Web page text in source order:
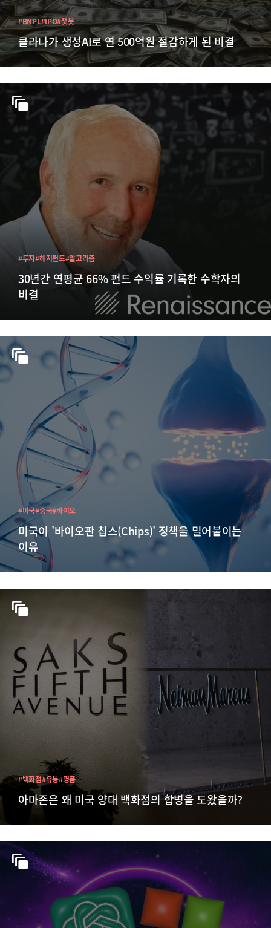
클라나가 생성AI로 연 500억원 절감하게 된 비결
#BNPL#IPO#챗봇
30년간 연평균 66% 펀드 수익률 기록한 수학자의
비결
#투자#헤지펀드#알고리즘
미국이 '바이오판 칩스(Chips)' 정책을 밀어붙이는
이유
#미국#중국#바이오
아마존은 왜 미국 양대 백화점의 합병을 도왔을까?
#백화점#유통#명품